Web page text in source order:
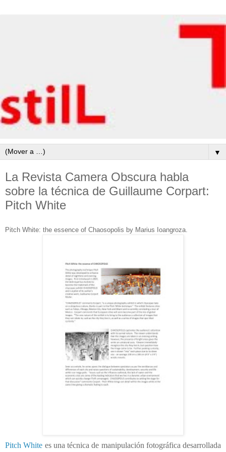
▼
La Revista Camera Obscura habla
sobre la técnica de Guillaume Corpart:
Pitch White
Pitch White: the essence of Chaosopolis by Marius Ioangroza.
Pitch White es una técnica de manipulación fotográfica desarrollada